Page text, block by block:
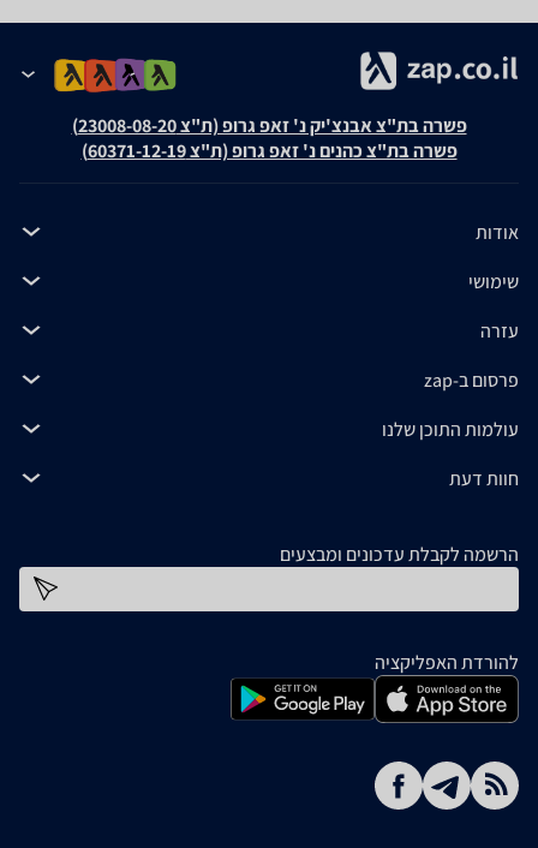
פשרה בת"צ אבנצ'יק נ' זאפ גרופ (ת"צ 23008-08-20)
פשרה בת"צ כהנים נ' זאפ גרופ (ת"צ 60371-12-19)
אודות
שימושי
עזרה
פרסום ב-zap
עולמות התוכן שלנו
חוות דעת
הרשמה לקבלת עדכונים ומבצעים
להורדת האפליקציה